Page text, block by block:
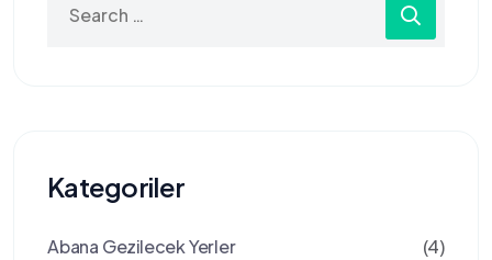
for:
Kategoriler
Abana Gezilecek Yerler (4)